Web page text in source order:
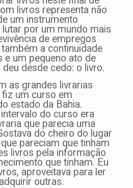
livros representa não
um instrumento
por um mundo mais
de empregos
a continuidade
e um pequeno ato de
desde cedo: o livro.
as grandes livrarias
um curso em
estado da Bahia.
do curso era
que parecia uma
do cheiro do lugar
pareciam que tinham
livros pela informação
que tinham. Eu
aproveitava para ler
outras.